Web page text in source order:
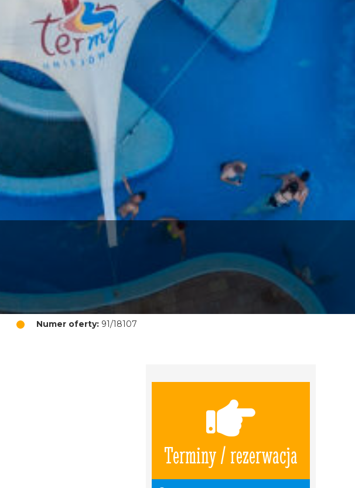
Numer oferty: 91/18107
Terminy / rezerwacja